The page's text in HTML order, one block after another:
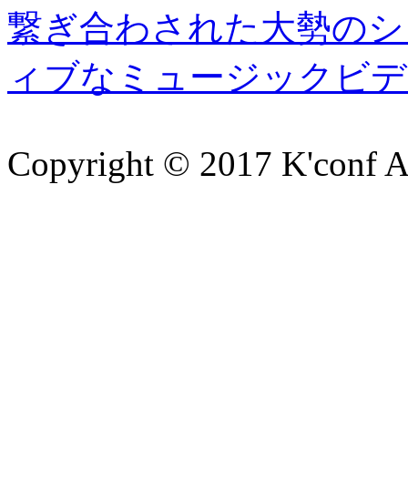
繋ぎ合わされた大勢の
ィブなミュージックビ
Copyright © 2017 K'conf